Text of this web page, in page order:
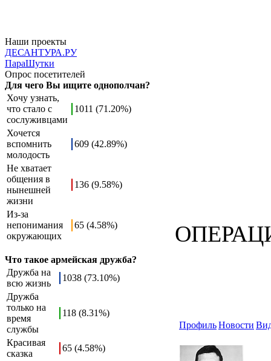
Наши проекты
ДЕСАНТУРА.РУ
ПараШутки
Опрос посетителей
Для чего Вы ищите однополчан?
Хочу узнать,
что стало с
сослуживцами
1011 (71.20%)
Хочется
вспомнить
молодость
609 (42.89%)
Не хватает
общения в
нынешней
жизни
136 (9.58%)
Из-за
непонимания
окружающих
65 (4.58%)
Что такое армейская дружба?
Дружба на
всю жизнь
1038 (73.10%)
Дружба
только на
время
службы
118 (8.31%)
Красивая
сказка
65 (4.58%)
ПрофильНовости